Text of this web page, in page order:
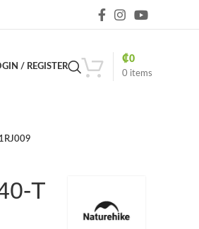
/ REGISTER
0 items
₡0
T